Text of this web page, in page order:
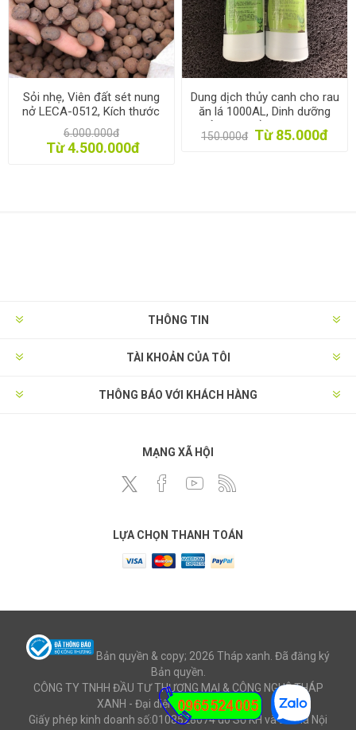
Sỏi nhẹ, Viên đất sét nung
nở LECA-0512, Kích thước
05-12mm, Expanded clay
pebbles LECA
6.000.000đ
Từ 4.500.000đ
Dung dịch thủy canh cho rau
ăn lá 1000AL, Dinh dưỡng
thủy canh trồng rau 1l * 2,
Phân bón thủy sinh
150.000đ Từ 85.000đ
THÔNG TIN
TÀI KHOẢN CỦA TÔI
THÔNG BÁO VỚI KHÁCH HÀNG
MẠNG XÃ HỘI
LỰA CHỌN THANH TOÁN
Bản quyền & copy; 2026 Tháp xanh. Đã đăng ký
Bản quyền.
CÔNG TY TNHH ĐẦU TƯ THƯƠNG MẠI & CÔNG NGHỆ THÁP
XANH - Đại diện: Ông Mai Văn Cử
Giấy phép kinh doanh số:0108528074 do Sở KH và ĐT Hà Nội